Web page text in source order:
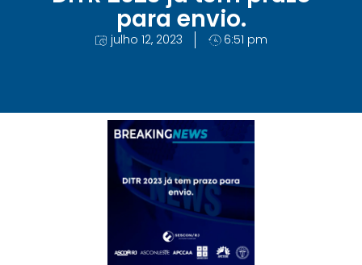
para envio.
julho 12, 2023 6:51 pm